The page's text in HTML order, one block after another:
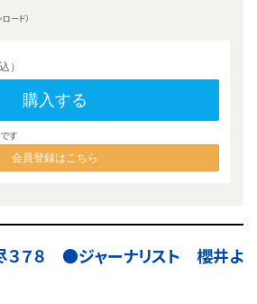
ロード）
）
購入する
す
会員登録はこちら
３７８ ●ジャーナリスト 櫻井よ